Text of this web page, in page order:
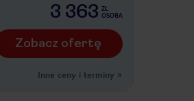
3 363 ZŁ
OSOBA
Zobacz ofertę
Inne ceny i terminy »